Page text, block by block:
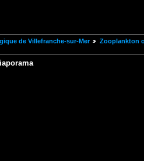
de Villefranche-sur-Mer
Zooplankton